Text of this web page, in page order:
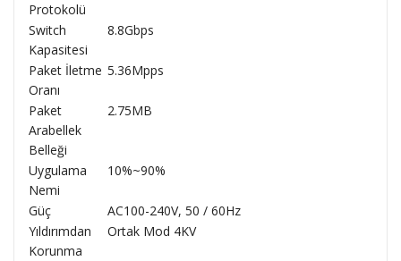
Protokolü
Switch
Kapasitesi
8.8Gbps
Paket İletme
Oranı
5.36Mpps
Paket
Arabellek
Belleği
2.75MB
Uygulama
Nemi
10%~90%
Güç
AC100-240V, 50 / 60Hz
Yıldırımdan
Korunma
Ortak Mod 4KV